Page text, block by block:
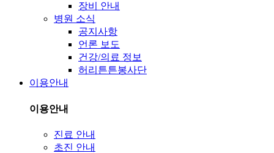
장비 안내
병원 소식
공지사항
언론 보도
건강/의료 정보
허리튼튼봉사단
이용안내
이용안내
진료 안내
초진 안내